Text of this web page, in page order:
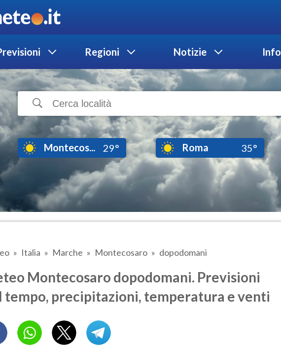
Regioni Notizie Info
Montecos... 29° Roma 35°
Italia Marche Montecosaro dopodomani
Montecosaro dopodomani. Previsioni
tempo, precipitazioni, temperatura e venti